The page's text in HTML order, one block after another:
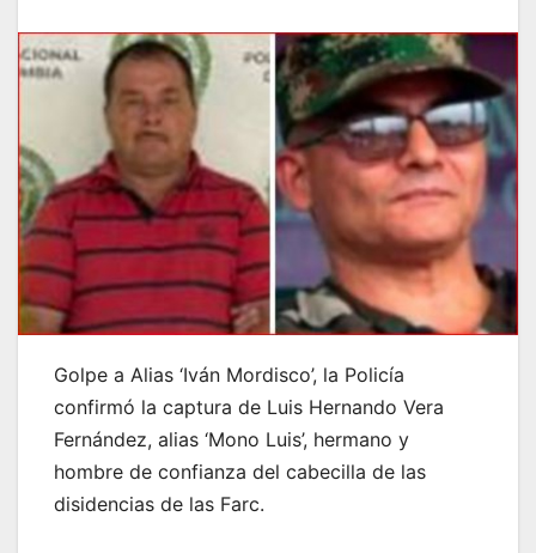
Golpe a Alias ‘Iván Mordisco’, la Policía
confirmó la captura de Luis Hernando Vera
Fernández, alias ‘Mono Luis’, hermano y
hombre de confianza del cabecilla de las
disidencias de las Farc.